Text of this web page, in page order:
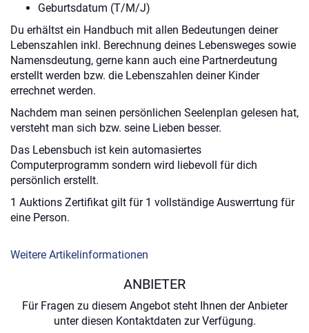
Geburtsdatum (T/M/J)
Du erhältst ein Handbuch mit allen Bedeutungen deiner
Lebenszahlen inkl. Berechnung deines Lebensweges sowie
Namensdeutung, gerne kann auch eine Partnerdeutung
erstellt werden bzw. die Lebenszahlen deiner Kinder
errechnet werden.
Nachdem man seinen persönlichen Seelenplan gelesen hat,
versteht man sich bzw. seine Lieben besser.
Das Lebensbuch ist kein automasiertes
Computerprogramm sondern wird liebevoll für dich
persönlich erstellt.
1 Auktions Zertifikat gilt für 1 vollständige Auswerrtung für
eine Person.
Weitere Artikelinformationen
ANBIETER
Für Fragen zu diesem Angebot steht Ihnen der Anbieter
unter diesen Kontaktdaten zur Verfügung.